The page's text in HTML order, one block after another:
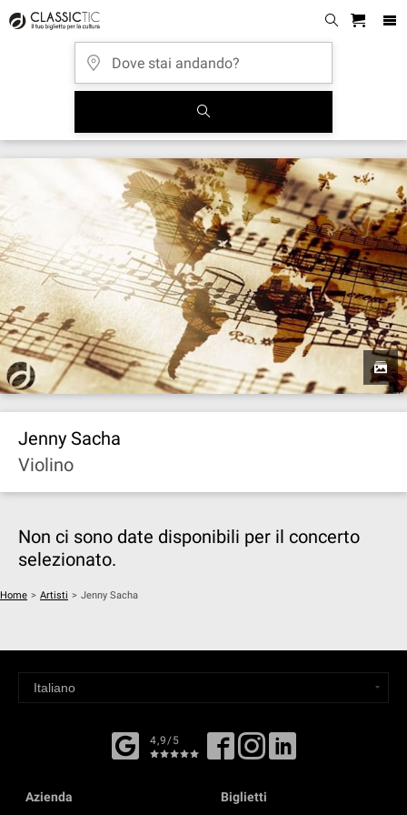
Jenny Sacha
Violino
Non ci sono date disponibili per il concerto
selezionato.
Home > Artisti > Jenny Sacha
4,9/5
Azienda Biglietti